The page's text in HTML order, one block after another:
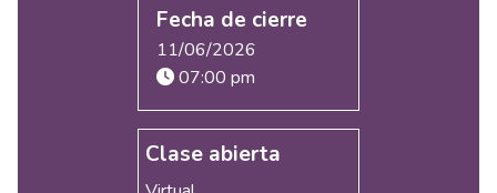
Fecha de cierre
11/06/2026
07:00 pm
Clase abierta